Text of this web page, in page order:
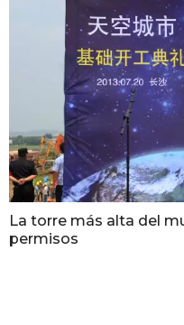
La torre más alta del
permisos